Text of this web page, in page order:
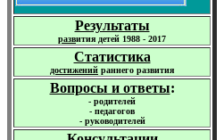
Результаты
развития детей 1988 - 2017
Статистика
достижений раннего развития
Вопросы и ответы:
- родителей
- педагогов
- руководителей